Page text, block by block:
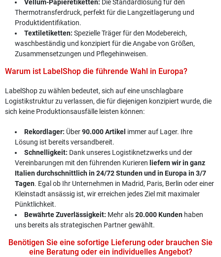
Vellum-Papieretiketten: Die Standardlösung für den
Thermotransferdruck, perfekt für die Langzeitlagerung und
Produktidentifikation.
Textiletiketten: Spezielle Träger für den Modebereich,
waschbeständig und konzipiert für die Angabe von Größen,
Zusammensetzungen und Pflegehinweisen.
Warum ist LabelShop die führende Wahl in Europa?
LabelShop zu wählen bedeutet, sich auf eine unschlagbare
Logistikstruktur zu verlassen, die für diejenigen konzipiert wurde, die
sich keine Produktionsausfälle leisten können:
Rekordlager: Über90.000 Artikel immer auf Lager. Ihre
Lösung ist bereits versandbereit.
Schnelligkeit: Dank unseres Logistiknetzwerks und der
Vereinbarungen mit den führenden Kurieren liefern wir in ganz
Italien durchschnittlich in 24/72 Stunden und in Europa in 3/7
Tagen. Egal ob Ihr Unternehmen in Madrid, Paris, Berlin oder einer
Kleinstadt ansässig ist, wir erreichen jedes Ziel mit maximaler
Pünktlichkeit.
Bewährte Zuverlässigkeit: Mehr als20.000 Kunden haben
uns bereits als strategischen Partner gewählt.
Benötigen Sie eine sofortige Lieferung oder brauchen Sie
eine Beratung oder ein individuelles Angebot?